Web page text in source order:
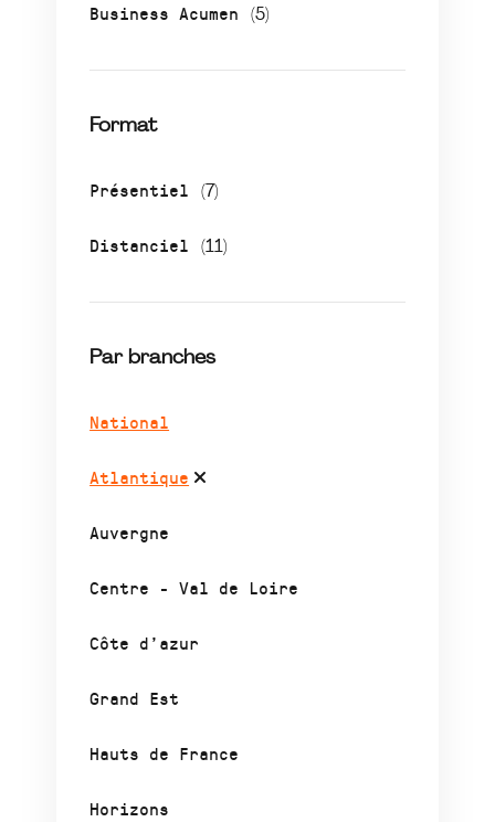
Business Acumen (5)
Format
Présentiel (7)
Distanciel (11)
Par branches
National
Atlantique
Auvergne
Centre - Val de Loire
Côte d’azur
Grand Est
Hauts de France
Horizons